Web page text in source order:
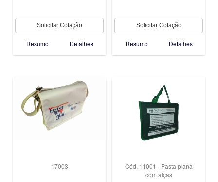
Resumo Detalhes Resumo Detalhes
17003
Cód. 11001 - Pasta plana
com alças